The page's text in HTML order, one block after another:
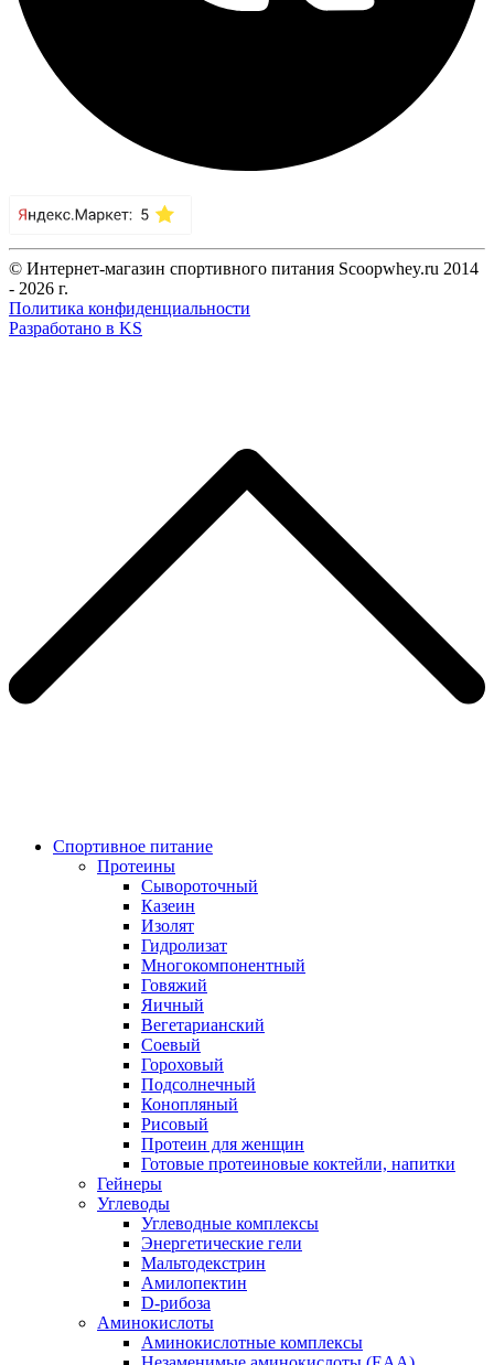
© Интернет-магазин спортивного питания Scoopwhey.ru 2014
- 2026 г.
Политика конфиденциальности
Разработано в KS
Спортивное питание
Протеины
Сывороточный
Казеин
Изолят
Гидролизат
Многокомпонентный
Говяжий
Яичный
Вегетарианский
Соевый
Гороховый
Подсолнечный
Конопляный
Рисовый
Протеин для женщин
Готовые протеиновые коктейли, напитки
Гейнеры
Углеводы
Углеводные комплексы
Энергетические гели
Мальтодекстрин
Амилопектин
D-рибоза
Аминокислоты
Аминокислотные комплексы